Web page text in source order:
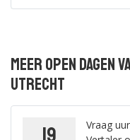
Meer open dagen
Utrecht
Vraag